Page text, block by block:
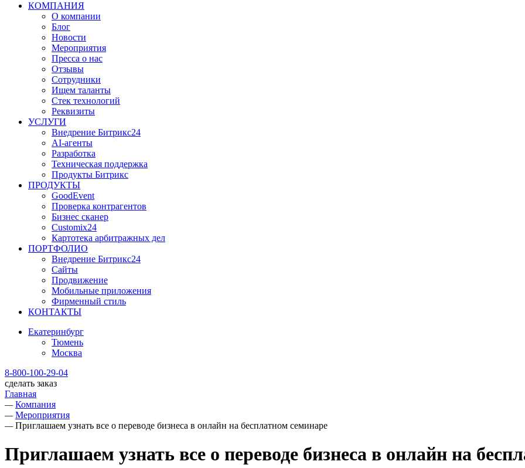
КОМПАНИЯ
О компании
Блог
Новости
Мероприятия
Пресса о нас
Отзывы
Сотрудники
Ищем таланты
Стек технологий
Реквизиты
УСЛУГИ
Внедрение Битрикс24
AI-агенты
Разработка
Техническая поддержка
Продукты Битрикс
ПРОДУКТЫ
GoodEvent
Проверка контрагентов
Бизнес сканер
Customix24
Картотека арбитражных дел
ПОРТФОЛИО
Внедрение Битрикс24
Сайты
Продвижение
Мобильные приложения
Фирменный стиль
КОНТАКТЫ
Екатеринбург
Тюмень
Москва
8-800-100-29-04
сделать заказ
Главная
— Компания
— Мероприятия
— Приглашаем узнать все о переводе бизнеса в онлайн на бесплатном семинаре
Приглашаем узнать все о переводе бизнеса в онлайн на